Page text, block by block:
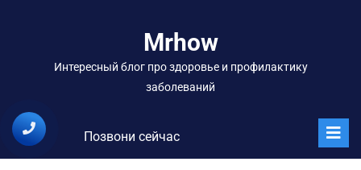
Mrhow
Интересный блог про здоровье и профилактику
заболеваний
Позвони сейчас